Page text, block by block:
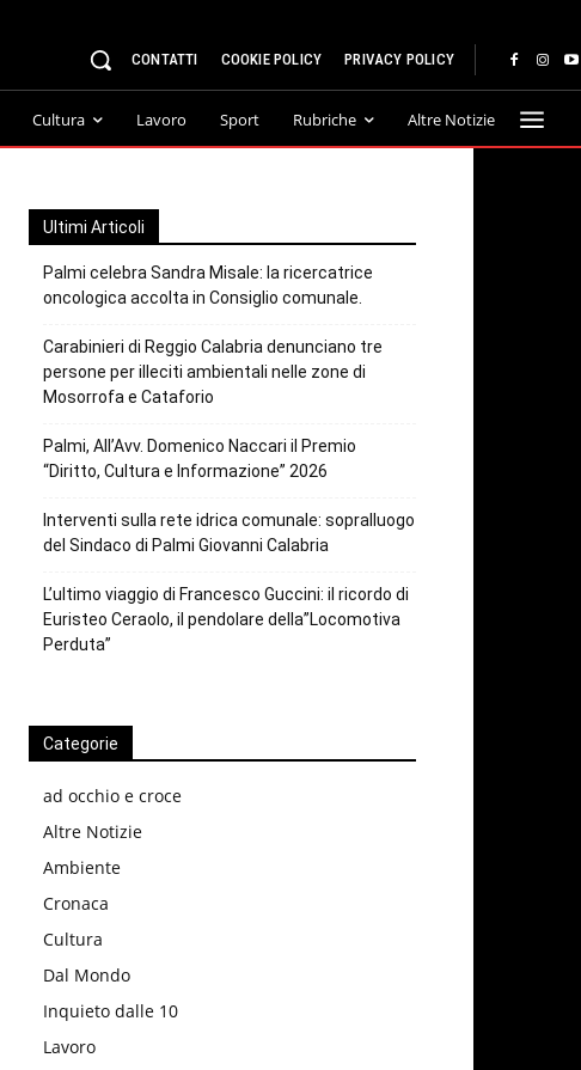
CONTATTI COOKIE POLICY PRIVACY POLICY
Cultura Lavoro Sport Rubriche Altre Notizie
Ultimi Articoli
Palmi celebra Sandra Misale: la ricercatrice
oncologica accolta in Consiglio comunale.
Carabinieri di Reggio Calabria denunciano tre
persone per illeciti ambientali nelle zone di
Mosorrofa e Cataforio
Palmi, All’Avv. Domenico Naccari il Premio
“Diritto, Cultura e Informazione” 2026
Interventi sulla rete idrica comunale: sopralluogo
del Sindaco di Palmi Giovanni Calabria
L’ultimo viaggio di Francesco Guccini: il ricordo di
Euristeo Ceraolo, il pendolare della”Locomotiva
Perduta”
Categorie
ad occhio e croce
Altre Notizie
Ambiente
Cronaca
Cultura
Dal Mondo
Inquieto dalle 10
Lavoro